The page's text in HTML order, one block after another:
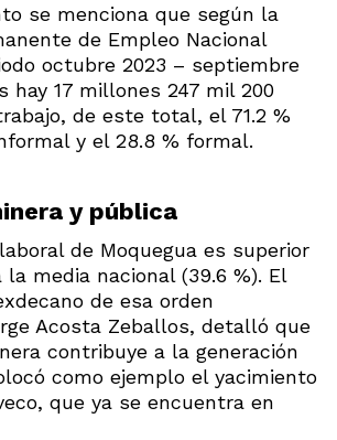
se menciona que según la
de Empleo Nacional
octubre 2023 – septiembre
hay 17 millones 247 mil 200
de este total, el 71.2 %
y el 28.8 % formal.
y pública
de Moquegua es superior
la media nacional (39.6 %). El
de esa orden
Acosta Zeballos, detalló que
contribuye a la generación
como ejemplo el yacimiento
que ya se encuentra en